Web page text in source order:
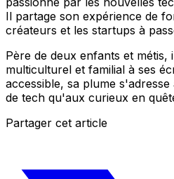
Il partage son expérience de
créateurs et les startups à
Père de deux enfants et
multiculturel et familial à ses
accessible, sa plume
de tech qu'aux curieux en
Partager cet article